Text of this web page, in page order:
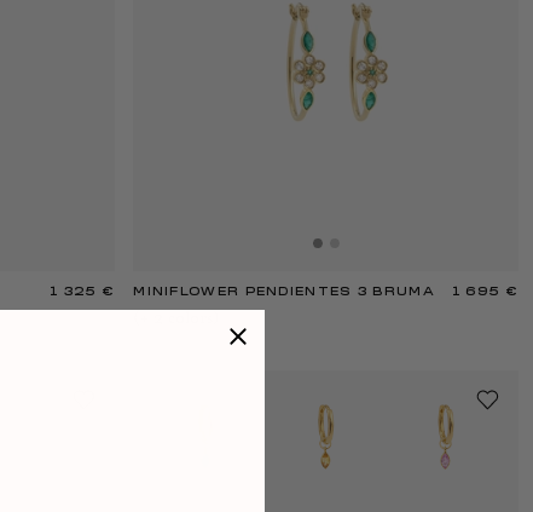
1 325 € MINIFLOWER PENDIENTES 3 BRUMA 1 695 €